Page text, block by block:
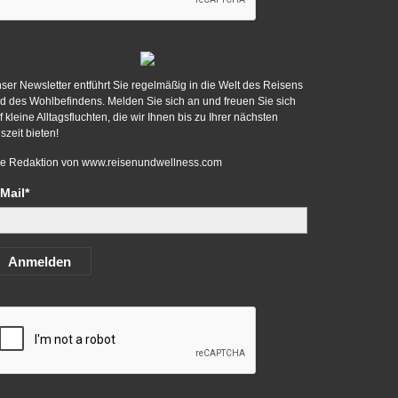
Newsletter entführt Sie regelmäßig in die Welt des Reisens
des Wohlbefindens. Melden Sie sich an und freuen Sie sich
kleine Alltagsfluchten, die wir Ihnen bis zu Ihrer nächsten
bieten!
Redaktion von www.reisenundwellness.com
Anmelden